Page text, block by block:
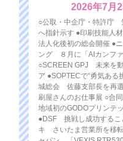
2026年7月
○公取・中企庁・特許庁
へ指針示す ●印刷技能人
法人化後初の総会開催 ●
ング ８月に「AIカンフ
○SCREEN GPJ 未来を
ア ●SOPTECで“勇気ある
城総会 佐藤支部長を再
刷屋さんのお仕事展 ○合
地域初のGODOプリンテ
●DSF 挑戦し成功するこ
キ さいたま営業所を移